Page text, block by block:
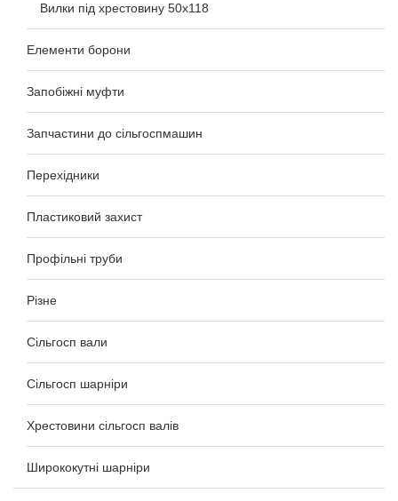
Вилки під хрестовину 50x118
Елементи борони
Запобіжні муфти
Запчастини до сільгоспмашин
Перехідники
Пластиковий захист
Профільні труби
Різне
Сільгосп вали
Сільгосп шарніри
Хрестовини сільгосп валів
Ширококутні шарніри